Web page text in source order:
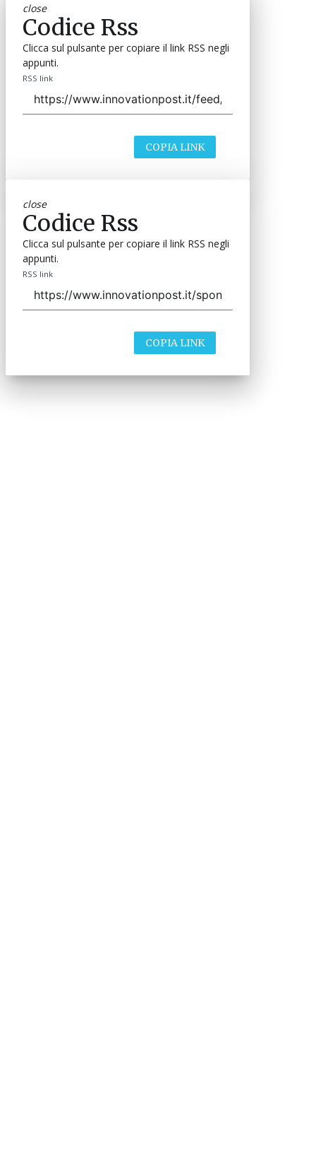
close
Codice Rss
Clicca sul pulsante per copiare il link RSS negli
appunti.
RSS link
COPIA LINK
close
Codice Rss
Clicca sul pulsante per copiare il link RSS negli
appunti.
RSS link
COPIA LINK